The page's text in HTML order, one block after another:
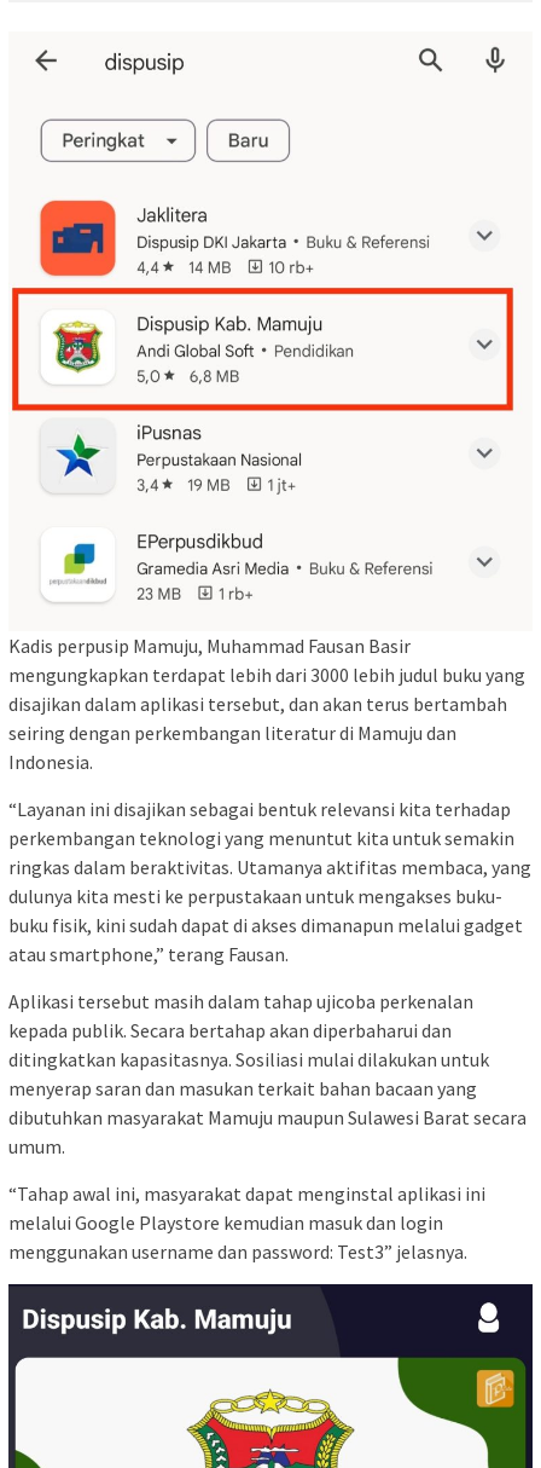
Kadis perpusip Mamuju, Muhammad Fausan Basir
mengungkapkan terdapat lebih dari 3000 lebih judul buku yang
disajikan dalam aplikasi tersebut, dan akan terus bertambah
seiring dengan perkembangan literatur di Mamuju dan
Indonesia.
“Layanan ini disajikan sebagai bentuk relevansi kita terhadap
perkembangan teknologi yang menuntut kita untuk semakin
ringkas dalam beraktivitas. Utamanya aktifitas membaca, yang
dulunya kita mesti ke perpustakaan untuk mengakses buku-
buku fisik, kini sudah dapat di akses dimanapun melalui gadget
atau smartphone,” terang Fausan.
Aplikasi tersebut masih dalam tahap ujicoba perkenalan
kepada publik. Secara bertahap akan diperbaharui dan
ditingkatkan kapasitasnya. Sosiliasi mulai dilakukan untuk
menyerap saran dan masukan terkait bahan bacaan yang
dibutuhkan masyarakat Mamuju maupun Sulawesi Barat secara
umum.
“Tahap awal ini, masyarakat dapat menginstal aplikasi ini
melalui Google Playstore kemudian masuk dan login
menggunakan username dan password: Test3” jelasnya.